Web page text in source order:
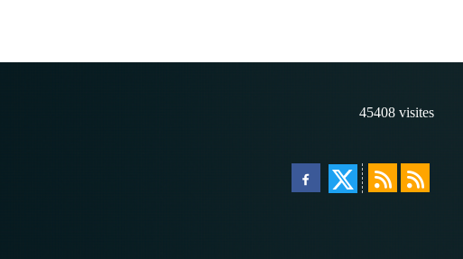
45408 visites